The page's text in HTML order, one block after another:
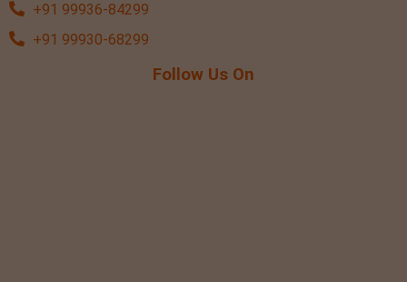
+91 99936-84299
+91 99930-68299
Follow Us On